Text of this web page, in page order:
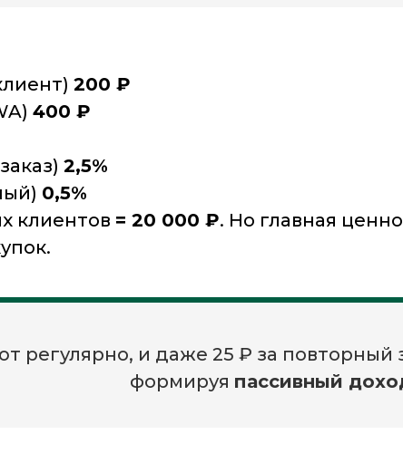
200 ₽
400 ₽
2,5%
0,5%
клиентов = 20 000 ₽. Но главная
регулярно, и даже 25 ₽ за повторный
формируя пассивный